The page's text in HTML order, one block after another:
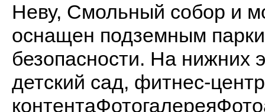
Неву, Смольный собор и
оснащен подземным
безопасности. На нижних
детский сад, фитнес-